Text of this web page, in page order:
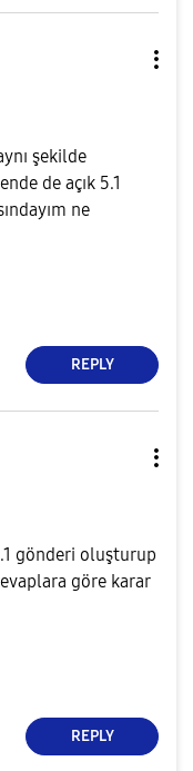
şekilde
de açık 5.1
ne
REPLY
gönderi oluşturup
göre karar
REPLY